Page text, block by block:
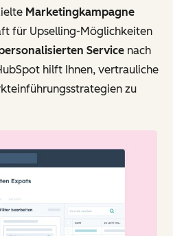
Marketingkampagne
für Upselling-Möglichkeiten
Service nach
hilft Ihnen, vertrauliche
zu